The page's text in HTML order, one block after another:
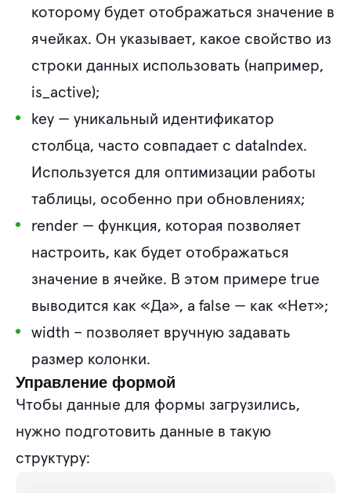
которому будет отображаться значение в
ячейках. Он указывает, какое свойство из
строки данных использовать (например,
is_active);
key — уникальный идентификатор
столбца, часто совпадает с dataIndex.
Используется для оптимизации работы
таблицы, особенно при обновлениях;
render — функция, которая позволяет
настроить, как будет отображаться
значение в ячейке. В этом примере true
выводится как «Да», а false — как «Нет»;
width – позволяет вручную задавать
размер колонки.
Управление формой
Чтобы данные для формы загрузились,
нужно подготовить данные в такую
структуру: